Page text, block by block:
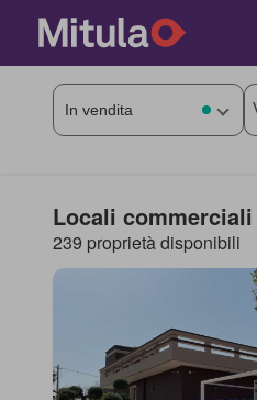
Locali
239 proprietà disponibili